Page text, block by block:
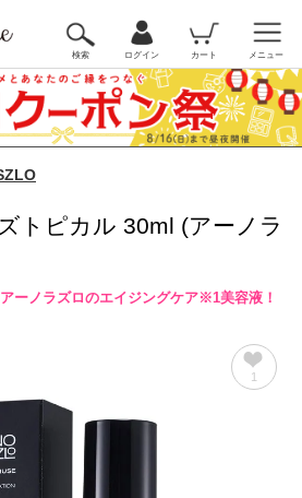
検索 ログイン カート メニュー
トピカル 30ml (アーノラ
ーノラズロのエイジングケア※1美容液！
1